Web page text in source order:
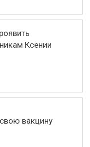
Ксении
вакцину